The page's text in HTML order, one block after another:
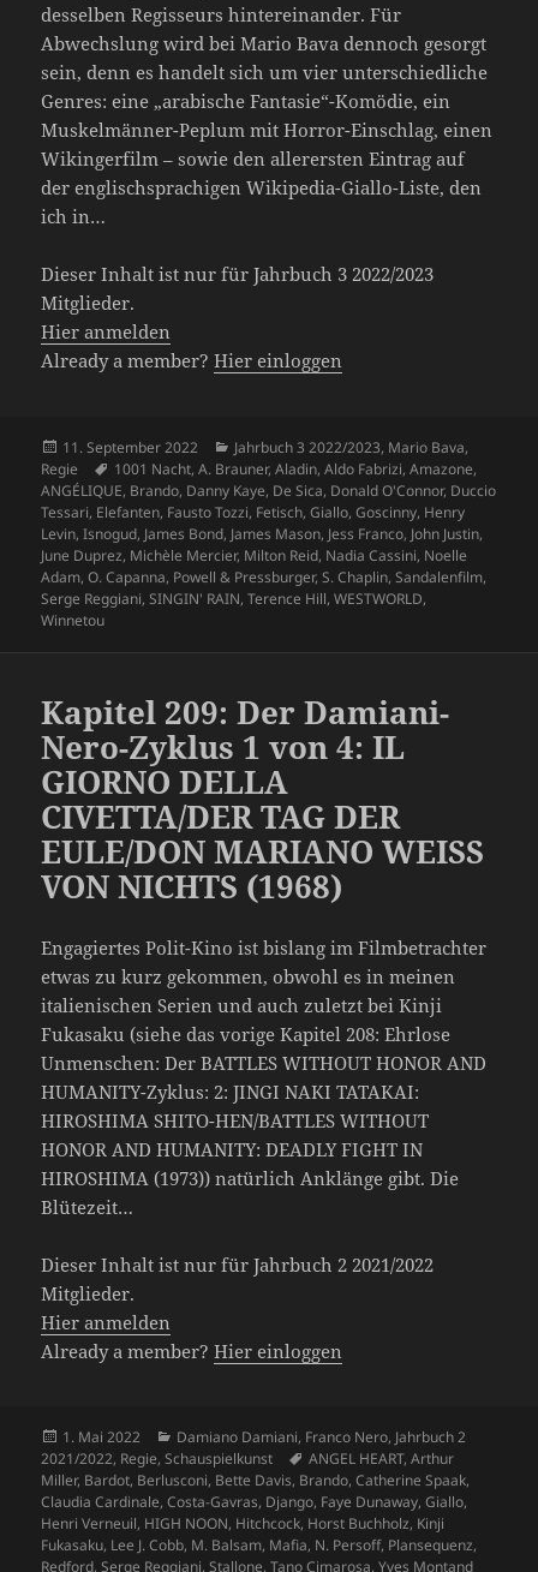
desselben Regisseurs hintereinander. Für
Abwechslung wird bei Mario Bava dennoch gesorgt
sein, denn es handelt sich um vier unterschiedliche
Genres: eine „arabische Fantasie“-Komödie, ein
Muskelmänner-Peplum mit Horror-Einschlag, einen
Wikingerfilm – sowie den allerersten Eintrag auf
der englischsprachigen Wikipedia-Giallo-Liste, den
ich in…
Dieser Inhalt ist nur für Jahrbuch 3 2022/2023
Mitglieder.
Hier anmelden
Already a member?Hier einloggen
Veröffentlicht
am
11. September 2022 Kategorien
Jahrbuch 3 2022/2023, Mario Bava,
Regie
Schlagwörter
1001 Nacht,A. Brauner,Aladin,Aldo Fabrizi,Amazone,
ANGÉLIQUE, Brando, Danny Kaye, De Sica, Donald O'Connor, Duccio
Tessari, Elefanten, Fausto Tozzi, Fetisch,Giallo,Goscinny, Henry
Levin,Isnogud, James Bond, James Mason, Jess Franco, John Justin,
June Duprez, Michèle Mercier, Milton Reid, Nadia Cassini, Noelle
Adam,O. Capanna, Powell & Pressburger,S. Chaplin,Sandalenfilm,
Serge Reggiani,SINGIN' RAIN,Terence Hill,WESTWORLD,
Winnetou
Kapitel 209: Der Damiani-
Nero-Zyklus 1 von 4: IL
GIORNO DELLA
CIVETTA/DER TAG DER
EULE/DON MARIANO WEISS
VON NICHTS (1968)
Engagiertes Polit-Kino ist bislang im Filmbetrachter
etwas zu kurz gekommen, obwohl es in meinen
italienischen Serien und auch zuletzt bei Kinji
Fukasaku (siehe das vorige Kapitel 208: Ehrlose
Unmenschen: Der BATTLES WITHOUT HONOR AND
HUMANITY-Zyklus: 2: JINGI NAKI TATAKAI:
HIROSHIMA SHITO-HEN/BATTLES WITHOUT
HONOR AND HUMANITY: DEADLY FIGHT IN
HIROSHIMA (1973)) natürlich Anklänge gibt. Die
Blütezeit…
Dieser Inhalt ist nur für Jahrbuch 2 2021/2022
Mitglieder.
Hier anmelden
Already a member?Hier einloggen
Veröffentlicht
am
1. Mai 2022 Kategorien
Damiano Damiani, Franco Nero, Jahrbuch 2
2021/2022, Regie,Schauspielkunst Schlagwörter
ANGEL HEART,Arthur
Miller, Bardot, Berlusconi, Bette Davis, Brando,Catherine Spaak,
Claudia Cardinale,Costa-Gavras, Django, Faye Dunaway,Giallo,
Henri Verneuil, HIGH NOON, Hitchcock, Horst Buchholz, Kinji
Fukasaku, Lee J. Cobb, M. Balsam, Mafia, N. Persoff, Plansequenz,
Redford,Serge Reggiani,Stallone,Tano Cimarosa,Yves Montand